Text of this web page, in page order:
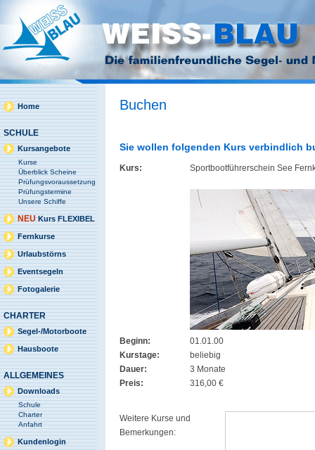
Home
SCHULE
Kursangebote
Kurse
Überblick Scheine
Prüfungsvoraussetzung
Prüfungstermine
Unsere Schiffe
NEUKurs FLEXIBEL
Fernkurse
Urlaubstörns
Eventsegeln
Fotogalerie
CHARTER
Segel-/Motorboote
Hausboote
ALLGEMEINES
Downloads
Schule
Charter
Anfahrt
Kundenlogin
Buchen
Sie wollen folgenden Kurs verbindlich
Kurs: Sportbootführerschein See
Beginn:
01.01.00
Kurstage:
beliebig
Dauer:
3 Monate
Preis:
316,00 €
Weitere Kurse und
Bemerkungen: